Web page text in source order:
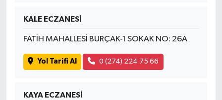
KALE ECZANESİ
FATİH MAHALLESİ BURÇAK-1 SOKAK NO: 26A
Yol Tarifi Al 0 (274) 224 75 66
KAYA ECZANESİ